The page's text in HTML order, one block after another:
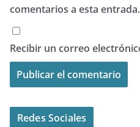
comentarios a esta entrada.
Recibir un correo
Redes Sociales